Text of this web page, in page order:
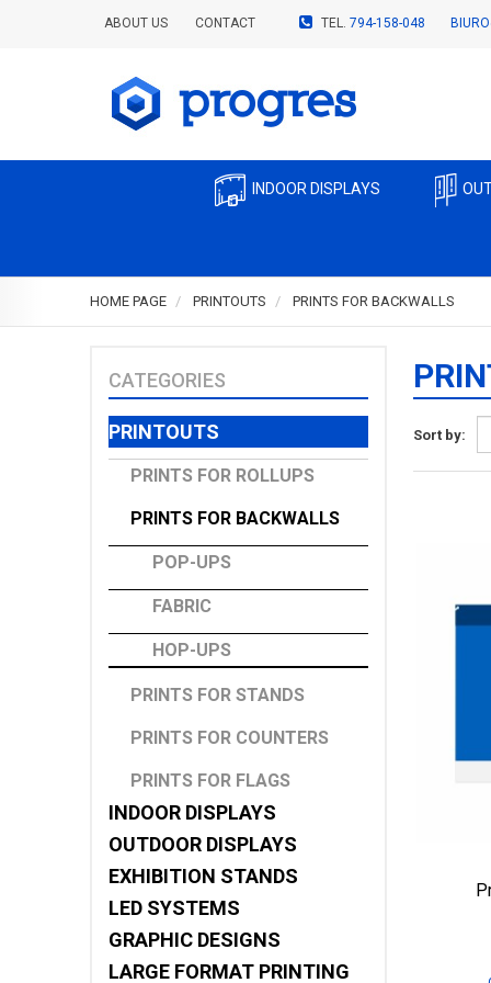
ABOUT US CONTACT TEL. 794-158-048
INDOOR DISPLAYS
HOME PAGE PRINTOUTS PRINTS FOR BACKWALLS
CATEGORIES
PRINTOUTS
PRINTS FOR ROLLUPS
PRINTS FOR BACKWALLS
POP-UPS
FABRIC
HOP-UPS
PRINTS FOR STANDS
PRINTS FOR COUNTERS
PRINTS FOR FLAGS
INDOOR DISPLAYS
OUTDOOR DISPLAYS
EXHIBITION STANDS
LED SYSTEMS
GRAPHIC DESIGNS
LARGE FORMAT PRINTING
Sort by: